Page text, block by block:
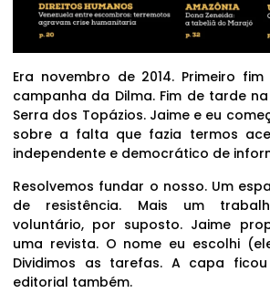
Era novembro de 2014. Primeiro
campanha da Dilma. Fim de tarde na
Serra dos Topázios. Jaime e eu
sobre a falta que fazia termos
independente e democrático de
Resolvemos fundar o nosso. Um
de resistência. Mais um
voluntário, por suposto. Jaime
uma revista. O nome eu escolhi
Dividimos as tarefas. A capa
editorial também.